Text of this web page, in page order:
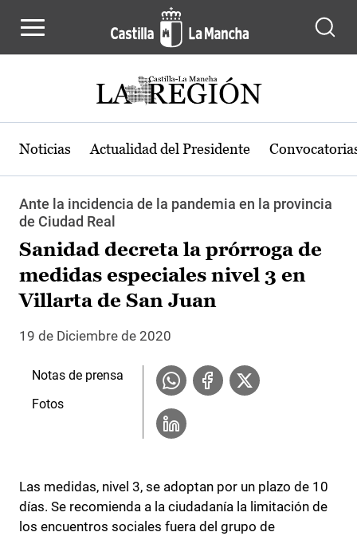
Noticias Actualidad del Presidente
Ante la incidencia de la pandemia en la provincia
de Ciudad Real
Sanidad decreta la prórroga de
medidas especiales nivel 3 en
Villarta de San Juan
19 de Diciembre de 2020
Las medidas, nivel 3, se adoptan por un plazo de 10
días. Se recomienda a la ciudadanía la limitación de
los encuentros sociales fuera del grupo de
Notas de prensa
Fotos